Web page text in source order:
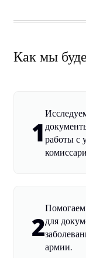
Как мы
1 работы с
2для
армии.